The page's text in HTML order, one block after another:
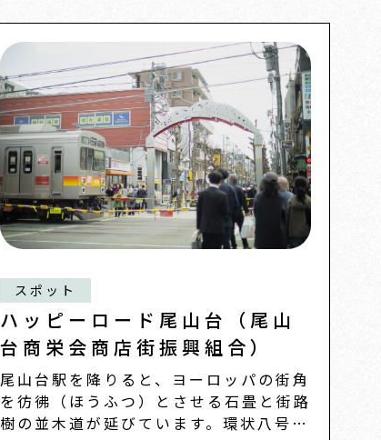
スポット
ハッピーロード尾山台（尾山
台商栄会商店街振興組合）
尾山台駅を降りると、ヨーロッパの街角
を彷彿（ほうふつ）とさせる石畳と街路
樹の並木道が延びています。環状八号線